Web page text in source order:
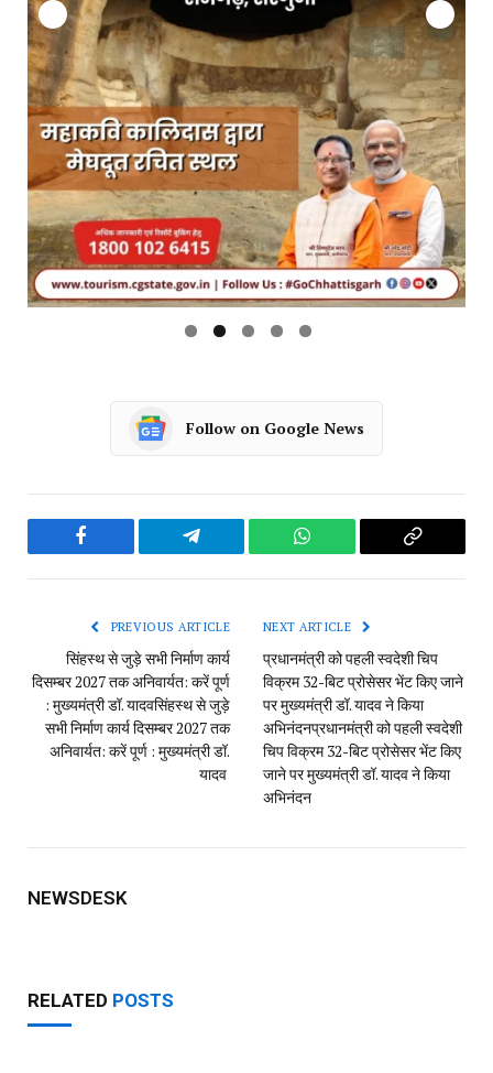
Follow on Google News
Facebook Telegram WhatsApp
Copy
PREVIOUS ARTICLE
सिंहस्थ से जुड़े सभी निर्माण कार्य
दिसम्बर 2027 तक अनिवार्यत: करें पूर्ण
: मुख्यमंत्री डॉ. यादव​सिंहस्थ से जुड़े
सभी निर्माण कार्य दिसम्बर 2027 तक
अनिवार्यत: करें पूर्ण : मुख्यमंत्री डॉ.
यादव
NEXT ARTICLE
प्रधानमंत्री को पहली स्वदेशी चिप
विक्रम 32-बिट प्रोसेसर भेंट किए जाने
पर मुख्यमंत्री डॉ. यादव ने किया
अभिनंदन​प्रधानमंत्री को पहली स्वदेशी
चिप विक्रम 32-बिट प्रोसेसर भेंट किए
जाने पर मुख्यमंत्री डॉ. यादव ने किया
अभिनंदन
NEWSDESK
RELATED POSTS